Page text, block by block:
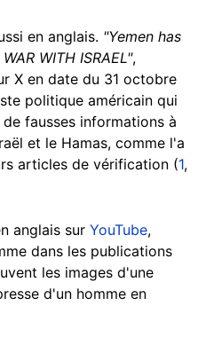
en anglais. "Yemen has
WITH ISRAEL",
X en date du 31 octobre
politique américain qui
fausses informations à
et le Hamas, comme l'a
articles de vérification (1,
anglais sur YouTube,
dans les publications
les images d'une
d'un homme en